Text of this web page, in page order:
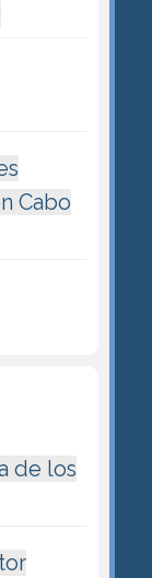
Cabo
de los